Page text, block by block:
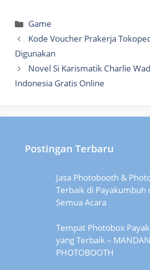
Categories
Game
Kode Voucher Prakerja
Digunakan
Novel Si Karismatik Charlie
Indonesia Gratis Online
Postingan Terbaru
Jasa Photobooth &
Terbaik di Payakumbuh
Semua Acara
Tempat Photobox
yang Terbaik – MANDAN
PHOTOBOOTH